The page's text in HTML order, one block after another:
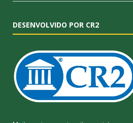
DESENVOLVIDO POR CR2